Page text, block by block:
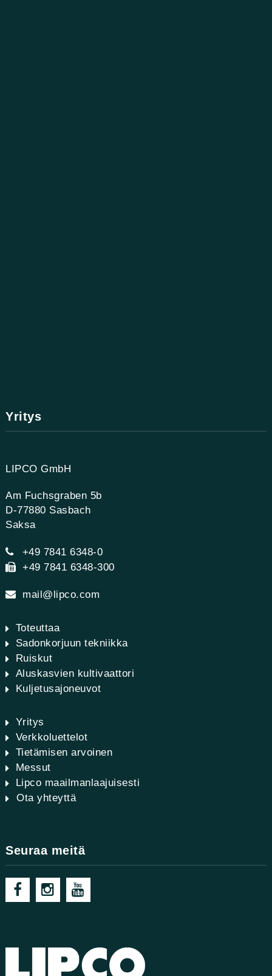
Yritys
LIPCO GmbH
Am Fuchsgraben 5b
D-77880 Sasbach
Saksa
+49 7841 6348-0
+49 7841 6348-300
mail@lipco.com
Toteuttaa
Sadonkorjuun tekniikka
Ruiskut
Aluskasvien kultivaattori
Kuljetusajoneuvot
Yritys
Verkkoluettelot
Tietämisen arvoinen
Messut
Lipco maailmanlaajuisesti
Ota yhteyttä
Seuraa meitä